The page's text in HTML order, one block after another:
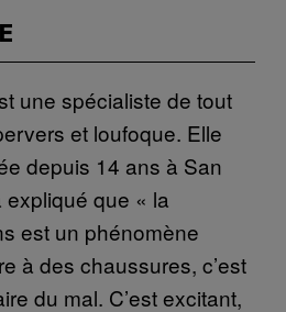
une spécialiste de tout
et loufoque. Elle
depuis 14 ans à San
expliqué que « la
est un phénomène
à des chaussures, c’est
du mal. C’est excitant,